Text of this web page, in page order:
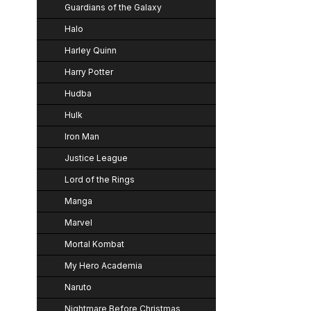
Guardians of the Galaxy
Halo
Harley Quinn
Harry Potter
Hudba
Hulk
Iron Man
Justice League
Lord of the Rings
Manga
Marvel
Mortal Kombat
My Hero Academia
Naruto
Nightmare Before Christmas